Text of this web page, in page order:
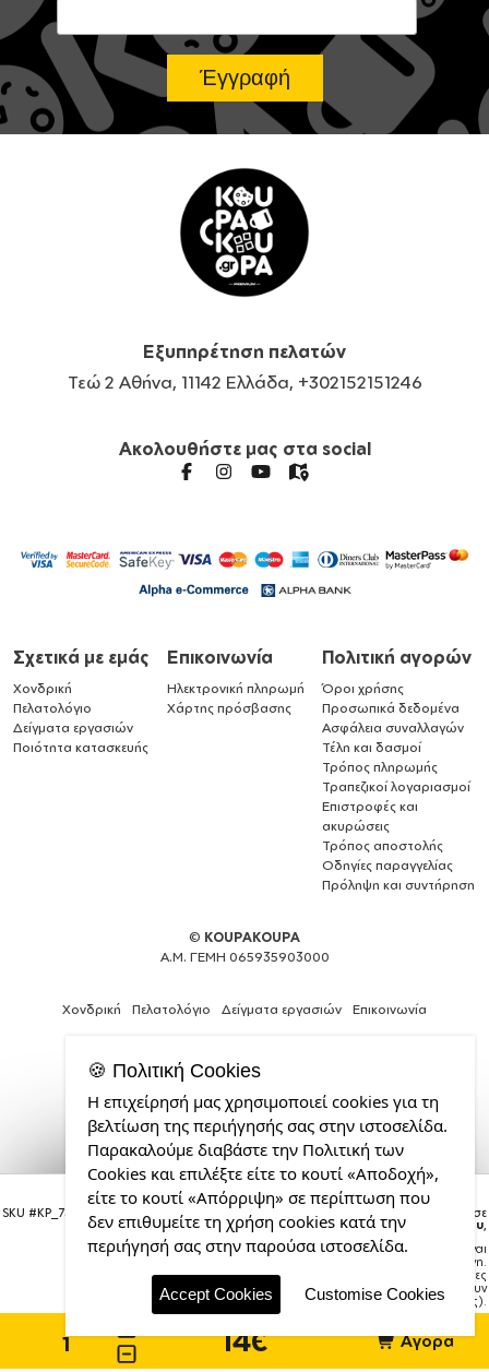
Super baby., Παγούρι νερού 600ml
SKU #KP_7369_600-wb-yellow Η παραγγελία σας θα παραδοθεί σε
courier έως τηνΤρίτη 18 Αυγούστου,
Σημείωση:Η παράδοση στο courier είναι
εκτιμώμενη.
1–3 εργάσιμες
ημέρες (ενδέχεται να υπάρξουν
καθυστερήσεις).
14€ Αγορά
Εξυπηρέτηση πελατών
Τεώ 2 Αθήνα, 11142 Ελλάδα, +302152151246
Ακολουθήστε μας στα social
Σχετικά με εμάς
Χονδρική
Πελατολόγιο
Δείγματα εργασιών
Ποιότητα κατασκευής
Επικοινωνία
Ηλεκτρονική πληρωμή
Χάρτης πρόσβασης
Πολιτική αγορών
Όροι χρήσης
Προσωπικά δεδομένα
Ασφάλεια συναλλαγών
Τέλη και δασμοί
Τρόπος πληρωμής
Τραπεζικοί λογαριασμοί
Επιστροφές και
ακυρώσεις
Τρόπος αποστολής
Οδηγίες παραγγελίας
Πρόληψη και συντήρηση
© KOUPAKOUPA
Α.Μ. ΓΕΜΗ 065935903000
Χονδρική Πελατολόγιο Δείγματα εργασιών Επικοινωνία
Expert
Web
Development
Services
από
την
CDL.gr
🍪 Πολιτική Cookies
Η επιχείρησή μας χρησιμοποιεί cookies για τη
βελτίωση της περιήγησής σας στην ιστοσελίδα.
Παρακαλούμε διαβάστε την Πολιτική των
Cookies και επιλέξτε είτε το κουτί «Αποδοχή»,
είτε το κουτί «Απόρριψη» σε περίπτωση που
δεν επιθυμείτε τη χρήση cookies κατά την
περιήγησή σας στην παρούσα ιστοσελίδα.
Accept Cookies Customise Cookies